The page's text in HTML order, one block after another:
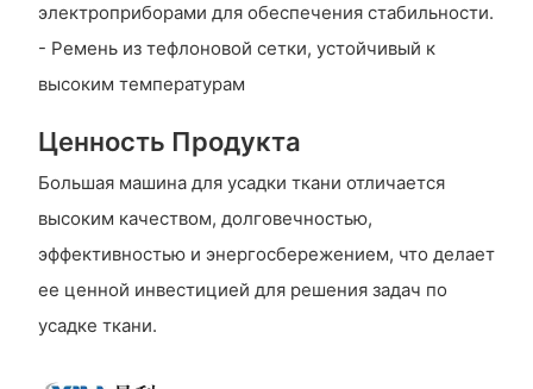
электроприборами для обеспечения стабильности.
- Ремень из тефлоновой сетки, устойчивый к
высоким температурам
Ценность Продукта
Большая машина для усадки ткани отличается
высоким качеством, долговечностью,
эффективностью и энергосбережением, что делает
ее ценной инвестицией для решения задач по
усадке ткани.